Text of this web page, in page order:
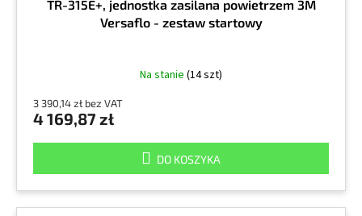
TR-315E+, jednostka zasilana powietrzem 3M
Versaflo - zestaw startowy
Na stanie (14 szt)
3 390,14 zł bez VAT
4 169,87 zł
DO KOSZYKA